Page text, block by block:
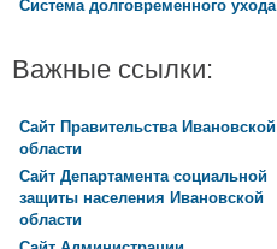
Система долговременного ухода
Важные ссылки:
Сайт Правительства Ивановской
области
Сайт Департамента социальной
защиты населения Ивановской
области